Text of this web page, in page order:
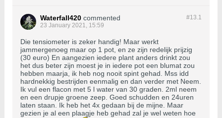
#13.1
Waterfall420 commented
23 January 2021, 15:59
Die tensiometer is zeker handig! Maar werkt
jammergenoeg maar op 1 pot, en ze zijn redelijk prijzig
(30 euro) En aangezien iedere plant anders drinkt zou
het dus beter zijn moest je in iedere pot een blumat zou
hebben maarja, ik heb nog nooit spint gehad. Mss idd
hardnekkig bestrijden eenmalig en dan verder met Neem.
Ik vul een flacon met 5 l water van 30 graden. 2ml neem
en een drupje groene zeep. Goed schudden en 24uren
laten staan. Ik heb het 4x gedaan bij de mijne. Maar
gezien je al een plaagje heb gehad zal je wel weten hoe